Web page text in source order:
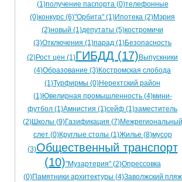
Ограничения движения
Электронные
(1)получение паспорта (0)телефонные
(0)конкурс (6)"Орбита" (1)Ипотека (2)Мэрия
(2)новый (1)депутаты (5)костромичи
(3)Отключения (1)парад (1)Безопасность
(2)Рост цен (1)ГИБДД (17) Выпускники
(4)Образование (3)Костромская слобода
(1)Турфирмы (0)Нерехтский район
(1)Ювелирная промышленность (4)мини-
футбол (1)Амнистия (1)сейф (1)заместитель
(2)Школы (9)Газификация (7)Межрегиональный
слет (0)Круглые столы (1)Жилье (8)мусор
(3)Общественный транспорт
(10)"Музартерия" (2)Опрессовка
(0)Памятники архитектуры (4)Заволжский пляж